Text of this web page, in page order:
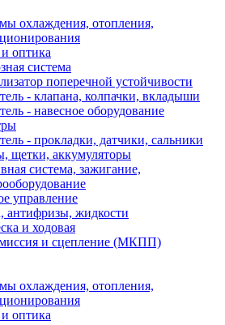
охлаждения, отопления,
оптика
система
поперечной устойчивости
- клапана, колпачки, вкладыши
- навесное оборудование
- прокладки, датчики, сальники
щетки, аккумуляторы
система, зажигание,
управление
антифризы, жидкости
и ходовая
и сцепление (МКПП)
охлаждения, отопления,
оптика